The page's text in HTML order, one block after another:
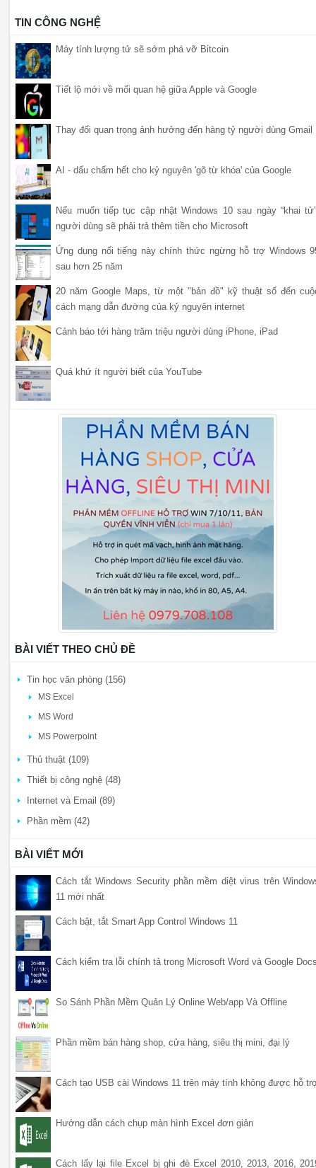
TIN CÔNG NGHỆ
Máy tính lượng tử sẽ sớm phá vỡ Bitcoin
Tiết lộ mới về mối quan hệ giữa Apple và Google
Thay đổi quan trọng ảnh hưởng đến hàng tỷ người dùng Gmail
AI - dấu chấm hết cho kỷ nguyên 'gõ từ khóa' của Google
Nếu muốn tiếp tục cập nhật Windows 10 sau ngày “khai
người dùng sẽ phải trả thêm tiền cho Microsoft
Ứng dụng nổi tiếng này chính thức ngừng hỗ trợ Windows
sau hơn 25 năm
20 năm Google Maps, từ một "bản đồ" kỹ thuật số đến
cách mạng dẫn đường của kỷ nguyên internet
Cảnh báo tới hàng trăm triệu người dùng iPhone, iPad
Quá khứ ít người biết của YouTube
BÀI VIẾT THEO CHỦ ĐỀ
Tin học văn phòng (156)
MS Excel
MS Word
MS Powerpoint
Thủ thuật (109)
Thiết bị công nghệ (48)
Internet và Email (89)
Phần mềm (42)
BÀI VIẾT MỚI
Cách tắt Windows Security phần mềm diệt virus trên
11 mới nhất
Cách bật, tắt Smart App Control Windows 11
Cách kiểm tra lỗi chính tả trong Microsoft Word và Google
So Sánh Phần Mềm Quản Lý Online Web/app Và Offline
Phần mềm bán hàng shop, cửa hàng, siêu thị mini, đại lý
Cách tạo USB cài Windows 11 trên máy tính không được hỗ
Hướng dẫn cách chụp màn hình Excel đơn giản
Cách lấy lại file Excel bị ghi đè Excel 2010, 2013, 2016,